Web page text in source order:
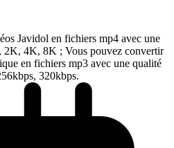
Javidol en fichiers mp4 avec une
4K, 8K ; Vous pouvez convertir
en fichiers mp3 avec une qualité
320kbps.